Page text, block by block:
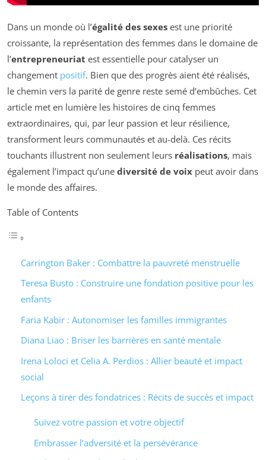
Dans un monde où l’égalité des sexes est une priorité
croissante, la représentation des femmes dans le domaine de
l’entrepreneuriat est essentielle pour catalyser un
changement positif. Bien que des progrès aient été réalisés,
le chemin vers la parité de genre reste semé d’embûches. Cet
article met en lumière les histoires de cinq femmes
extraordinaires, qui, par leur passion et leur résilience,
transforment leurs communautés et au-delà. Ces récits
touchants illustrent non seulement leurs réalisations, mais
également l’impact qu’une diversité de voix peut avoir dans
le monde des affaires.
Table of Contents
Carrington Baker : Combattre la pauvreté menstruelle
Teresa Busto : Construire une fondation positive pour les
enfants
Faria Kabir : Autonomiser les familles immigrantes
Diana Liao : Briser les barrières en santé mentale
Irena Loloci et Celia A. Perdios : Allier beauté et impact
social
Leçons à tirer des fondatrices : Récits de succès et impact
Suivez votre passion et votre objectif
Embrasser l’adversité et la persévérance